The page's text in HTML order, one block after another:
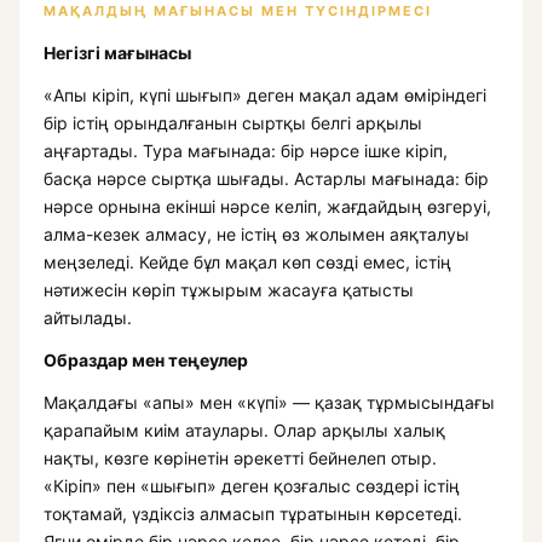
МАҚАЛДЫҢ МАҒЫНАСЫ МЕН ТҮСІНДІРМЕСІ
Негізгі мағынасы
«Апы кіріп, күпі шығып» деген мақал адам өміріндегі
бір істің орындалғанын сыртқы белгі арқылы
аңғартады. Тура мағынада: бір нәрсе ішке кіріп,
басқа нәрсе сыртқа шығады. Астарлы мағынада: бір
нәрсе орнына екінші нәрсе келіп, жағдайдың өзгеруі,
алма-кезек алмасу, не істің өз жолымен аяқталуы
меңзеледі. Кейде бұл мақал көп сөзді емес, істің
нәтижесін көріп тұжырым жасауға қатысты
айтылады.
Образдар мен теңеулер
Мақалдағы «апы» мен «күпі» — қазақ тұрмысындағы
қарапайым киім атаулары. Олар арқылы халық
нақты, көзге көрінетін әрекетті бейнелеп отыр.
«Кіріп» пен «шығып» деген қозғалыс сөздері істің
тоқтамай, үздіксіз алмасып тұратынын көрсетеді.